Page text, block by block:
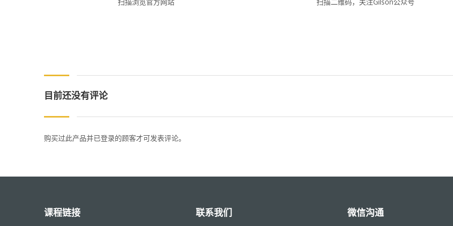
目前还没有评论
购买过此产品并已登录的顾客才可发表评论。
课程链接 联系我们 微信沟通